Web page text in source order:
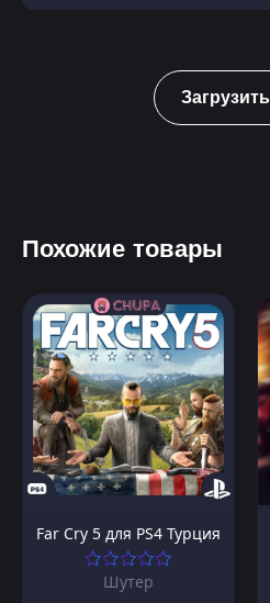
Похожие товары
Far Cry 5 для PS4 Турция
Шутер